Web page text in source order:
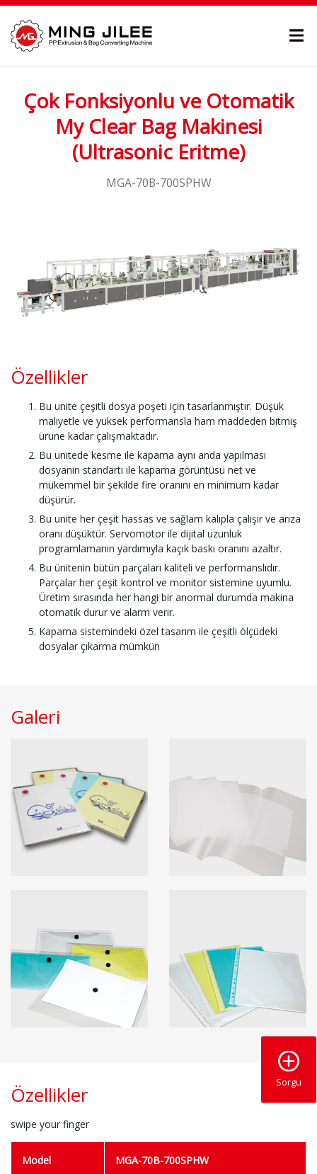
Çok Fonksiyonlu ve Otomatik
My Clear Bag Makinesi
(Ultrasonic Eritme)
MGA-70B-700SPHW
Sorgu
Özellikler
Bu unite çeşitli dosya poşeti için tasarlanmıştır. Düşük
maliyetle ve yüksek performansla ham maddeden bitmiş
ürüne kadar çalışmaktadır.
Bu unitede kesme ile kapama aynı anda yapılması
dosyanın standartı ile kapama görüntüsü net ve
mükemmel bir şekilde fire oranını en minimum kadar
düşürür.
Bu unite her çeşit hassas ve sağlam kalıpla çalışır ve arıza
oranı düşüktür. Servomotor ile dijital uzunluk
programlamanın yardımıyla kaçık baskı oranını azaltır.
Bu ünitenin bütün parçaları kaliteli ve performanslıdır.
Parçalar her çeşit kontrol ve monitor sistemine uyumlu.
Üretim sırasında her hangi bir anormal durumda makina
otomatik durur ve alarm verir.
Kapama sistemindeki özel tasarım ile çeşitli ölçüdeki
dosyalar çıkarma mümkün
Galeri
Özellikler
swipe your finger
Model MGA-70B-700SPHW